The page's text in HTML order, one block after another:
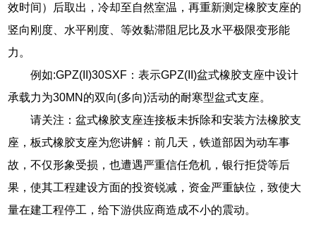
效时间）后取出，冷却至自然室温，再重新测定橡胶支座的
竖向刚度、水平刚度、等效黏滞阻尼比及水平极限变形能
力。
例如:GPZ(II)30SXF：表示GPZ(II)盆式橡胶支座中设计
承载力为30MN的双向(多向)活动的耐寒型盆式支座。
请关注：盆式橡胶支座连接板未拆除和安装方法橡胶支
座，板式橡胶支座为您讲解：前几天，铁道部因为动车事
故，不仅形象受损，也遭遇严重信任危机，银行拒贷等后
果，使其工程建设方面的投资锐减，资金严重缺位，致使大
量在建工程停工，给下游供应商造成不小的震动。